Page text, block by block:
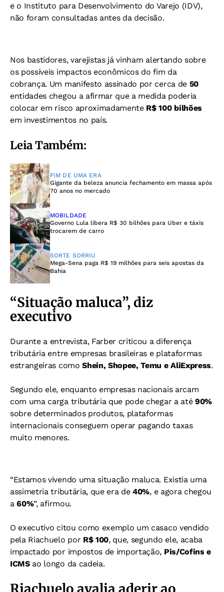
e o Instituto para Desenvolvimento do Varejo (IDV),
não foram consultadas antes da decisão.
Nos bastidores, varejistas já vinham alertando sobre
os possíveis impactos econômicos do fim da
cobrança. Um manifesto assinado por cerca de 50
entidades chegou a afirmar que a medida poderia
colocar em risco aproximadamente R$ 100 bilhões
em investimentos no país.
Leia Também:
FIM DE UMA ERA
Gigante da beleza anuncia fechamento em massa após
70 anos no mercado
MOBILDADE
Governo Lula libera R$ 30 bilhões para Uber e táxis
trocarem de carro
SORTE SORRIU
Mega-Sena paga R$ 19 milhões para seis apostas da
Bahia
“Situação maluca”, diz
executivo
Durante a entrevista, Farber criticou a diferença
tributária entre empresas brasileiras e plataformas
estrangeiras comoShein, Shopee, Temu e AliExpress.
Segundo ele, enquanto empresas nacionais arcam
com uma carga tributária que pode chegar a até 90%
sobre determinados produtos, plataformas
internacionais conseguem operar pagando taxas
muito menores.
“Estamos vivendo uma situação maluca. Existia uma
assimetria tributária, que era de40%, e agora chegou
a60%”, afirmou.
O executivo citou como exemplo um casaco vendido
pela Riachuelo por R$ 100, que, segundo ele, acaba
impactado por impostos de importação, Pis/Cofins e
ICMSao longo da cadeia.
Riachuelo avalia aderir ao